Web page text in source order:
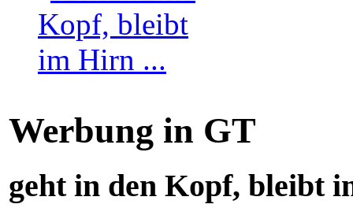
Werbung in GT
geht in den Kopf, bleibt